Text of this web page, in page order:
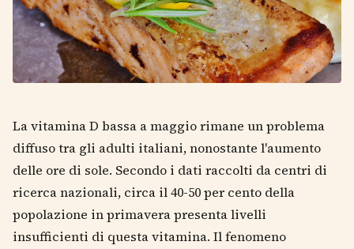
La vitamina D bassa a maggio rimane un problema
diffuso tra gli adulti italiani, nonostante l'aumento
delle ore di sole. Secondo i dati raccolti da centri di
ricerca nazionali, circa il 40-50 per cento della
popolazione in primavera presenta livelli
insufficienti di questa vitamina. Il fenomeno